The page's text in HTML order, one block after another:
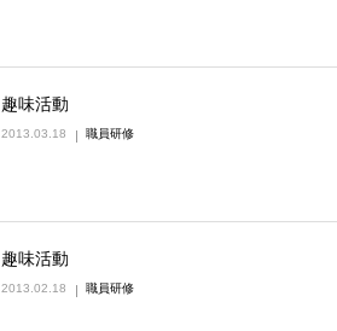
趣味活動
2013.03.18 職員研修
趣味活動
2013.02.18 職員研修